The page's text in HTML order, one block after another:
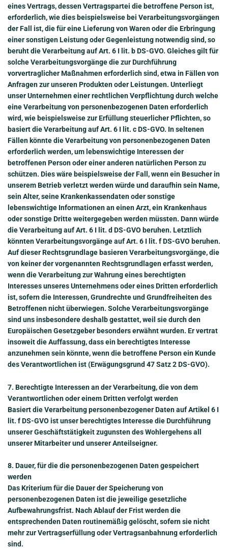
eines Vertrags, dessen Vertragspartei die betroffene Person ist,
erforderlich, wie dies beispielsweise bei Verarbeitungsvorgängen
der Fall ist, die für eine Lieferung von Waren oder die Erbringung
einer sonstigen Leistung oder Gegenleistung notwendig sind, so
beruht die Verarbeitung auf Art. 6 I lit. b DS-GVO. Gleiches gilt für
solche Verarbeitungsvorgänge die zur Durchführung
vorvertraglicher Maßnahmen erforderlich sind, etwa in Fällen von
Anfragen zur unseren Produkten oder Leistungen. Unterliegt
unser Unternehmen einer rechtlichen Verpflichtung durch welche
eine Verarbeitung von personenbezogenen Daten erforderlich
wird, wie beispielsweise zur Erfüllung steuerlicher Pflichten, so
basiert die Verarbeitung auf Art. 6 I lit. c DS-GVO. In seltenen
Fällen könnte die Verarbeitung von personenbezogenen Daten
erforderlich werden, um lebenswichtige Interessen der
betroffenen Person oder einer anderen natürlichen Person zu
schützen. Dies wäre beispielsweise der Fall, wenn ein Besucher in
unserem Betrieb verletzt werden würde und daraufhin sein Name,
sein Alter, seine Krankenkassendaten oder sonstige
lebenswichtige Informationen an einen Arzt, ein Krankenhaus
oder sonstige Dritte weitergegeben werden müssten. Dann würde
die Verarbeitung auf Art. 6 I lit. d DS-GVO beruhen. Letztlich
könnten Verarbeitungsvorgänge auf Art. 6 I lit. f DS-GVO beruhen.
Auf dieser Rechtsgrundlage basieren Verarbeitungsvorgänge, die
von keiner der vorgenannten Rechtsgrundlagen erfasst werden,
wenn die Verarbeitung zur Wahrung eines berechtigten
Interesses unseres Unternehmens oder eines Dritten erforderlich
ist, sofern die Interessen, Grundrechte und Grundfreiheiten des
Betroffenen nicht überwiegen. Solche Verarbeitungsvorgänge
sind uns insbesondere deshalb gestattet, weil sie durch den
Europäischen Gesetzgeber besonders erwähnt wurden. Er vertrat
insoweit die Auffassung, dass ein berechtigtes Interesse
anzunehmen sein könnte, wenn die betroffene Person ein Kunde
des Verantwortlichen ist (Erwägungsgrund 47 Satz 2 DS-GVO).
7. Berechtigte Interessen an der Verarbeitung, die von dem
Verantwortlichen oder einem Dritten verfolgt werden
Basiert die Verarbeitung personenbezogener Daten auf Artikel 6 I
lit. f DS-GVO ist unser berechtigtes Interesse die Durchführung
unserer Geschäftstätigkeit zugunsten des Wohlergehens all
unserer Mitarbeiter und unserer Anteilseigner.
8. Dauer, für die die personenbezogenen Daten gespeichert
werden
Das Kriterium für die Dauer der Speicherung von
personenbezogenen Daten ist die jeweilige gesetzliche
Aufbewahrungsfrist. Nach Ablauf der Frist werden die
entsprechenden Daten routinemäßig gelöscht, sofern sie nicht
mehr zur Vertragserfüllung oder Vertragsanbahnung erforderlich
sind.